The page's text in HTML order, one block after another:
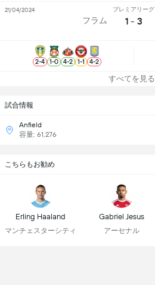
試合情報
Anfield
容量: 61,276
フラム
プレミアリーグ
1 - 3
21/04/2024
2-4 1-0 4-2 1-1 4-2
すべてを見る
こちらもお勧め
Erling Haaland
マンチェスターシティ
Gabriel Jesus
アーセナル